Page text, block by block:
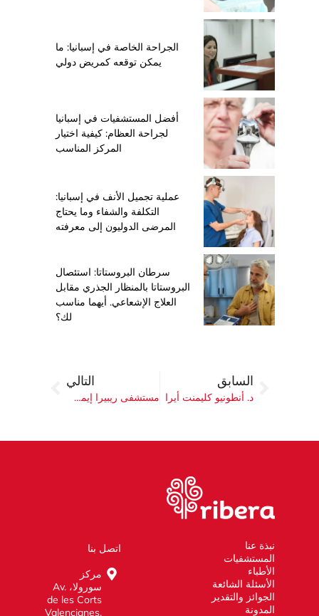
الجراحة الخاصة في إسبانيا: ما
يمكن توقعه كمريض دولي
أفضل المستشفيات في إسبانيا
لجراحة العظام: كيفية اختيار
المركز المناسب
عملية تجميل الأنف في إسبانيا:
التكلفة والشفاء وما يحتاج
المرضى الدوليون إلى معرفته
سرطان البروستاتا: استئصال
البروستاتا بالمنظار الجذري مقابل
العلاج الإشعاعي. أيهما مناسب
لك؟
السابق
د. أنطونيو كليمنت أيرا
التالي
مستشفى ريبيرا إيمسكي في فالنسيا: رائدة عالمية في رعاية الإصابات وإعادة التأهيل
نبذة عنا
المستشفيات
الأطباء
الأسئلة الشائعة
الجوائز والتقدير
المدونة
اتصل بنا
مركز
سورولا، Av.
de les Corts
Valencianes,